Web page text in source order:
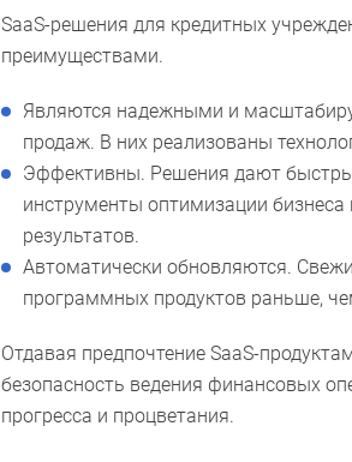
SaaS-решения для кредитных
преимуществами.
Являются надежными и
продаж. В них реализованы
Эффективны. Решения дают
инструменты оптимизации
результатов.
Автоматически обновляются.
программных продуктов раньше,
Отдавая предпочтение SaaS-
безопасность ведения финансовых
прогресса и процветания.